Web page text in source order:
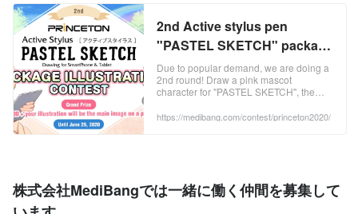
2nd Active stylus pen
"PASTEL SKETCH" package
illustration contest| Contest -
ART street by MediBang
Due to popular demand, we are doing a
2nd round! Draw a pink mascot
character for "PASTEL SKETCH", the
MediBang Paint! The grand prize
https://medibang.com/contest/princeton2020/
株式会社MediBangでは一緒に働く仲間を募集して